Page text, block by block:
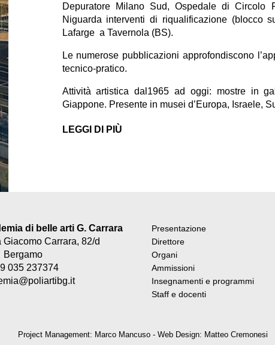
Depuratore Milano Sud, Ospedale di Circolo
Niguarda interventi di riqualificazione (blocco
Lafarge a Tavernola (BS).
Le numerose pubblicazioni approfondiscono
tecnico-pratico.
Attività artistica dal1965 ad oggi: mostre in
Giappone. Presente in musei d’Europa, Israele,
LEGGI DI PIÙ
di belle arti G. Carrara
Giacomo Carrara, 82/d
Bergamo
035 237374
Presentazione
Direttore
Organi
Ammissioni
Insegnamenti e programmi
Staff e docenti
Project Management: Marco Mancuso - Web Design: Matteo Cremonesi